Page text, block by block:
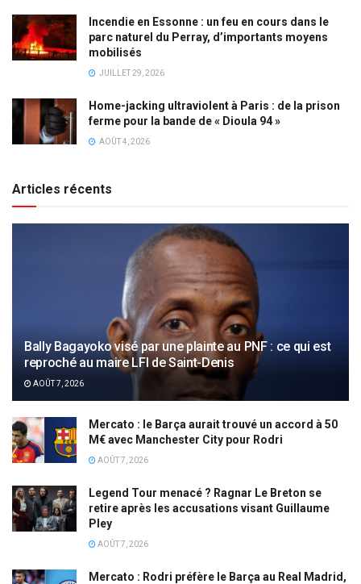
Incendie en Essonne : un feu en cours dans le
parc naturel du Perray, d’importants moyens
mobilisés
JUILLET 29, 2026
Home-jacking ultraviolent à Paris : de la prison
ferme pour la bande de « Dioula 94 »
AOÛT 4, 2026
Articles récents
Bally Bagayoko visé par une plainte au PNF : ce qui est
reproché au maire LFI de Saint-Denis
AOÛT 7, 2026
Mercato : le Barça aurait trouvé un accord à 50
M€ avec Manchester City pour Rodri
AOÛT 7, 2026
Legend Tour menacé ? Ragnar Le Breton se
retire après les accusations visant Guillaume
Pley
AOÛT 7, 2026
Mercato : Rodri préfère le Barça au Real Madrid,